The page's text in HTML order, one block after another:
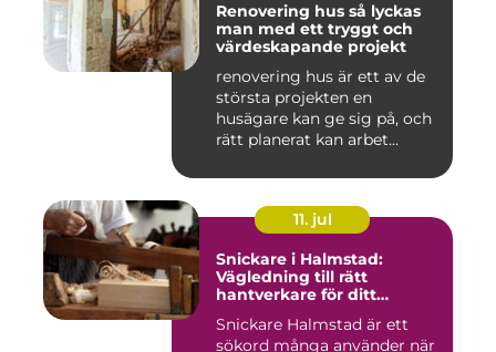
Renovering hus så lyckas
man med ett tryggt och
värdeskapande projekt
renovering hus är ett av de
största projekten en
husägare kan ge sig på, och
rätt planerat kan arbet...
11. jul
Snickare i Halmstad:
Vägledning till rätt
hantverkare för ditt
Snickare Halmstad är ett
sökord många använder när